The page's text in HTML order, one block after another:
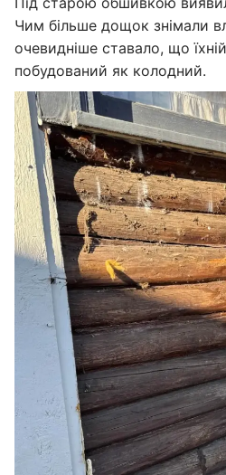
Чим більше дощок знімали
очевидніше ставало, що
побудований як колодний.